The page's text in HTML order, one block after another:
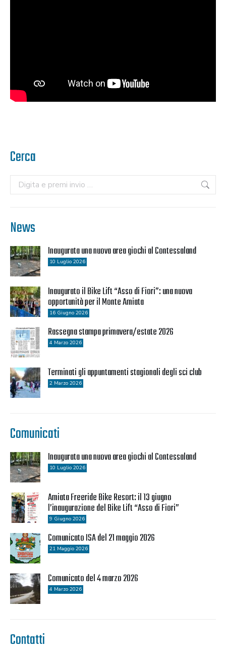
Cerca
Cerca:
News
Inaugurata una nuova area giochi al Contessaland
10 Luglio 2026
Inaugurato il Bike Lift “Asso di Fiori”: una nuova
opportunità per il Monte Amiata
16 Giugno 2026
Rassegna stampa primavera/estate 2026
4 Marzo 2026
Terminati gli appuntamenti stagionali degli sci club
2 Marzo 2026
Comunicati
Inaugurata una nuova area giochi al Contessaland
10 Luglio 2026
Amiata Freeride Bike Resort: il 13 giugno
l’inaugurazione del Bike Lift “Asso di Fiori”
9 Giugno 2026
Comunicato ISA del 21 maggio 2026
21 Maggio 2026
Comunicato del 4 marzo 2026
4 Marzo 2026
Contatti